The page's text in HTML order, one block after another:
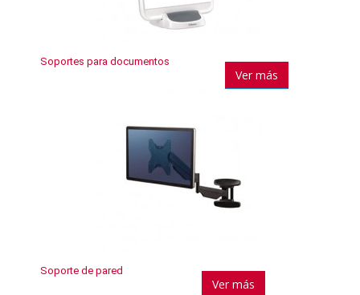
Soportes para documentos
Ver más
Soporte de pared
Ver más